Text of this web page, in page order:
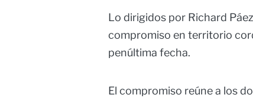
Lo dirigidos por Richard
compromiso en territorio
penúltima fecha.
El compromiso reúne a los